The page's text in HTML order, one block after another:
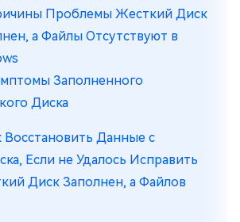
Проблемы Жесткий Диск
а Файлы Отсутствуют в
Заполненного
Диска
Восстановить Данные с
Если не Удалось Исправить
Диск Заполнен, а Файлов